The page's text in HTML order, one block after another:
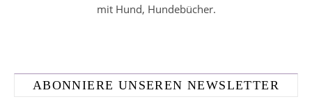
mit Hund, Hundebücher.
ABONNIERE UNSEREN NEWSLETTER